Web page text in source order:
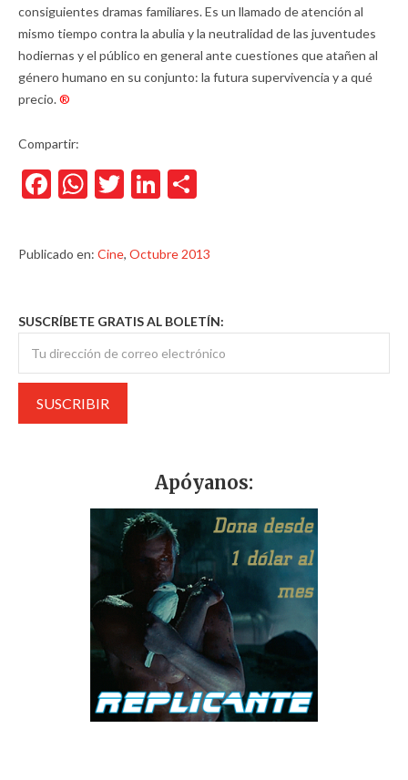
consiguientes dramas familiares. Es un llamado de atención al
mismo tiempo contra la abulia y la neutralidad de las juventudes
hodiernas y el público en general ante cuestiones que atañen al
género humano en su conjunto: la futura supervivencia y a qué
precio.®
Compartir:
Facebook
WhatsApp
TwitterLinkedIn
Publicado en: Cine, Octubre 2013
SUSCRÍBETE GRATIS AL BOLETÍN:
Apóyanos: